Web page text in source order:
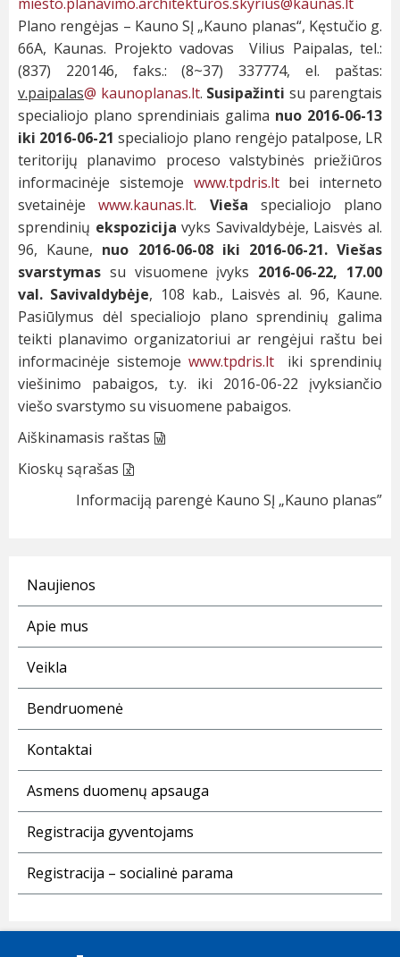
miesto.planavimo.architekturos.skyrius@kaunas.lt
Plano rengėjas – Kauno SĮ „Kauno planas“, Kęstučio g.
66A, Kaunas. Projekto vadovas Vilius Paipalas, tel.:
(837) 220146, faks.: (8~37) 337774, el. paštas:
v.paipalas@ kaunoplanas.lt. Susipažinti su parengtais
specialiojo plano sprendiniais galima nuo 2016-06-13
iki 2016-06-21 specialiojo plano rengėjo patalpose, LR
teritorijų planavimo proceso valstybinės priežiūros
informacinėje sistemoje www.tpdris.ltbei interneto
svetainėjewww.kaunas.lt. Vieša specialiojo plano
sprendinių ekspozicija vyks Savivaldybėje, Laisvės al.
96, Kaune, nuo 2016-06-08 iki 2016-06-21. Viešas
svarstymas su visuomene įvyks 2016-06-22, 17.00
val. Savivaldybėje, 108 kab., Laisvės al. 96, Kaune.
Pasiūlymus dėl specialiojo plano sprendinių galima
teikti planavimo organizatoriui ar rengėjui raštu bei
informacinėje sistemoje www.tpdris.ltiki sprendinių
viešinimo pabaigos, t.y. iki 2016-06-22 įvyksiančio
viešo svarstymo su visuomene pabaigos.
Aiškinamasis raštas
Kioskų sąrašas
Informaciją parengė Kauno SĮ „Kauno planas”
Naujienos
Apie mus
Veikla
Bendruomenė
Kontaktai
Asmens duomenų apsauga
Registracija gyventojams
Registracija – socialinė parama